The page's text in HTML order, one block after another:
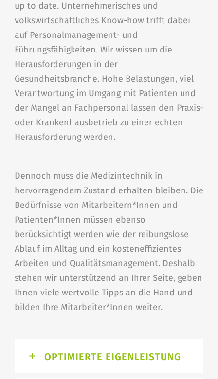
up to date. Unternehmerisches und
volkswirtschaftliches Know-how trifft dabei
auf Personalmanagement- und
Führungsfähigkeiten. Wir wissen um die
Herausforderungen in der
Gesundheitsbranche. Hohe Belastungen, viel
Verantwortung im Umgang mit Patienten und
der Mangel an Fachpersonal lassen den Praxis-
oder Krankenhausbetrieb zu einer echten
Herausforderung werden.
Dennoch muss die Medizintechnik in
hervorragendem Zustand erhalten bleiben. Die
Bedürfnisse von Mitarbeitern*Innen und
Patienten*Innen müssen ebenso
berücksichtigt werden wie der reibungslose
Ablauf im Alltag und ein kosteneffizientes
Arbeiten und Qualitätsmanagement. Deshalb
stehen wir unterstützend an Ihrer Seite, geben
Ihnen viele wertvolle Tipps an die Hand und
bilden Ihre Mitarbeiter*Innen weiter.
OPTIMIERTE EIGENLEISTUNG